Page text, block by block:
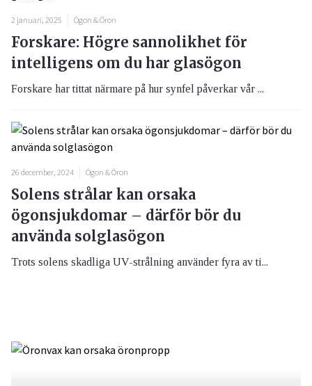
2 januari, 2025 Ögon & Öron
Forskare: Högre sannolikhet för
intelligens om du har glasögon
Forskare har tittat närmare på hur synfel påverkar vår ...
26 december, 2024 Ögon & Öron
Solens strålar kan orsaka
ögonsjukdomar – därför bör du
använda solglasögon
Trots solens skadliga UV-strålning använder fyra av ti...